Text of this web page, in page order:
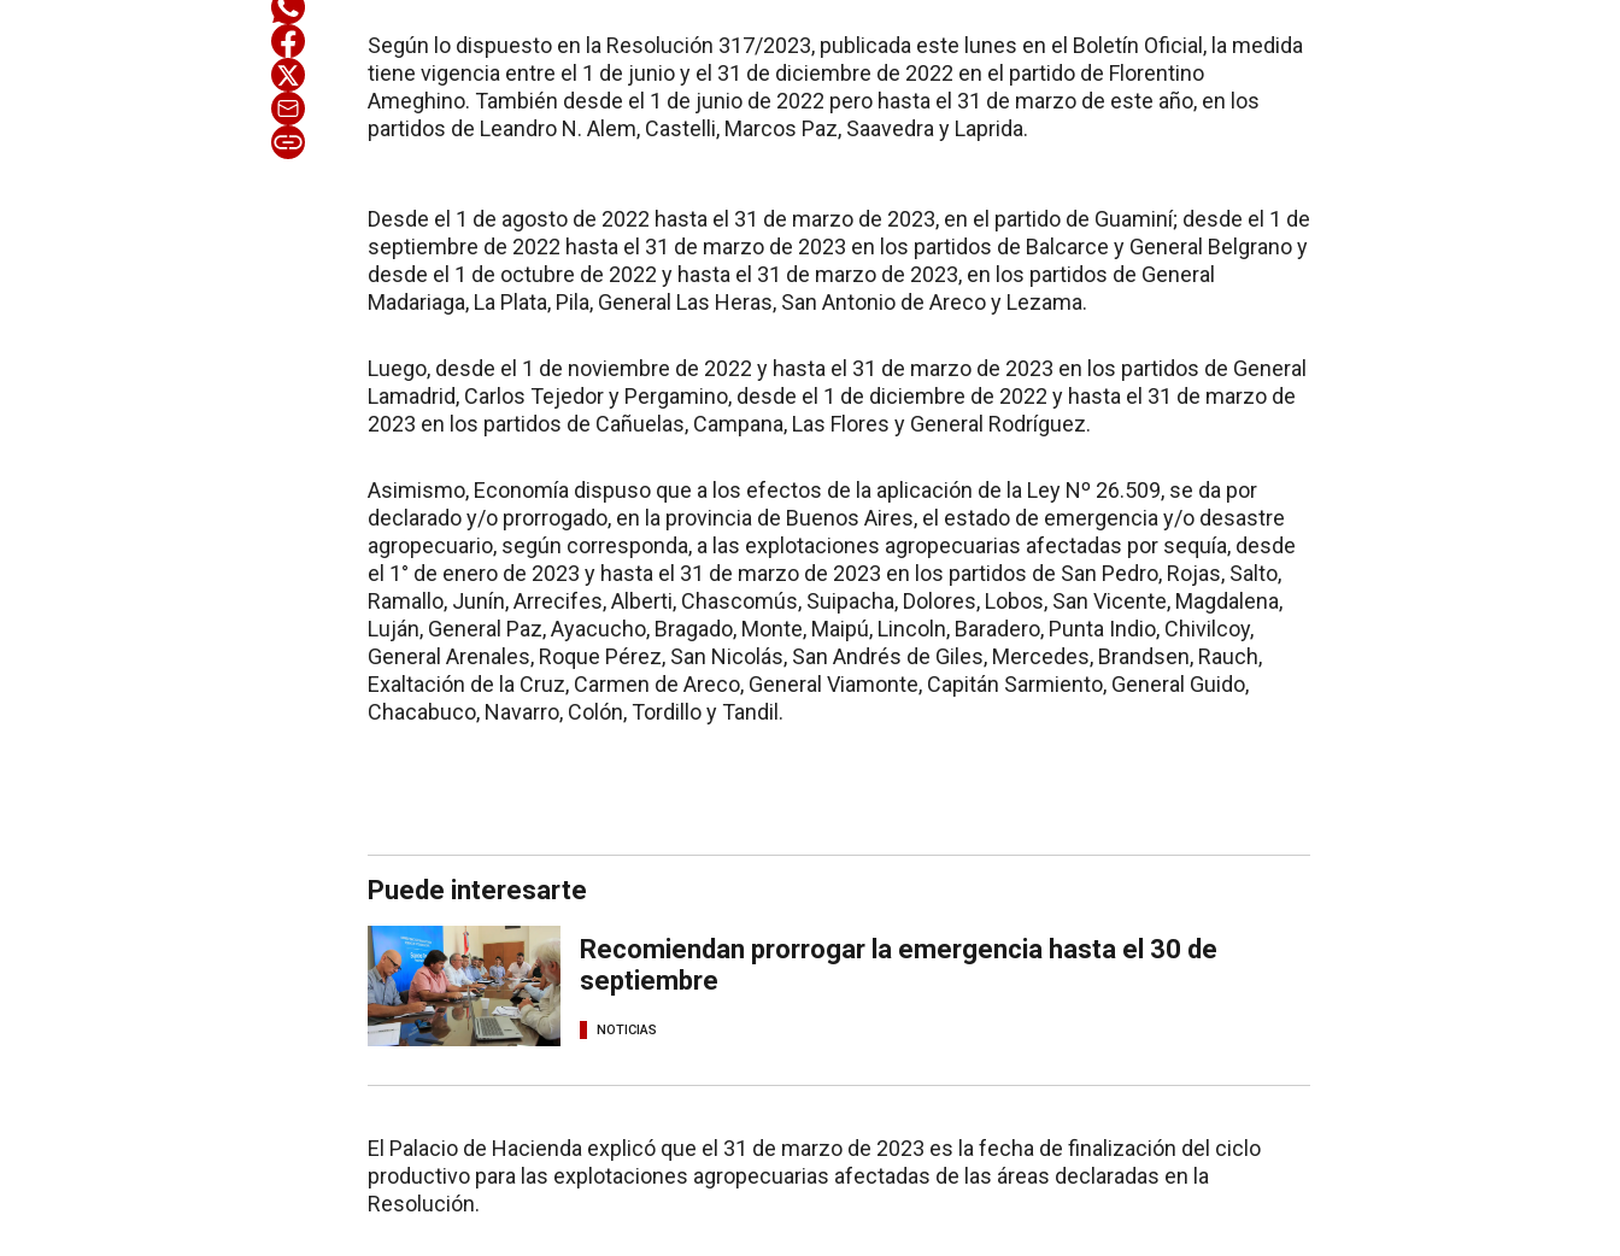
Según lo dispuesto en la Resolución 317/2023, publicada este lunes en el Boletín Oficial, la medida
tiene vigencia entre el 1 de junio y el 31 de diciembre de 2022 en el partido de Florentino
Ameghino. También desde el 1 de junio de 2022 pero hasta el 31 de marzo de este año, en los
partidos de Leandro N. Alem, Castelli, Marcos Paz, Saavedra y Laprida.
Desde el 1 de agosto de 2022 hasta el 31 de marzo de 2023, en el partido de Guaminí; desde el 1 de
septiembre de 2022 hasta el 31 de marzo de 2023 en los partidos de Balcarce y General Belgrano y
desde el 1 de octubre de 2022 y hasta el 31 de marzo de 2023, en los partidos de General
Madariaga, La Plata, Pila, General Las Heras, San Antonio de Areco y Lezama.
Luego, desde el 1 de noviembre de 2022 y hasta el 31 de marzo de 2023 en los partidos de General
Lamadrid, Carlos Tejedor y Pergamino, desde el 1 de diciembre de 2022 y hasta el 31 de marzo de
2023 en los partidos de Cañuelas, Campana, Las Flores y General Rodríguez.
Asimismo, Economía dispuso que a los efectos de la aplicación de la Ley Nº 26.509, se da por
declarado y/o prorrogado, en la provincia de Buenos Aires, el estado de emergencia y/o desastre
agropecuario, según corresponda, a las explotaciones agropecuarias afectadas por sequía, desde
el 1° de enero de 2023 y hasta el 31 de marzo de 2023 en los partidos de San Pedro, Rojas, Salto,
Ramallo, Junín, Arrecifes, Alberti, Chascomús, Suipacha, Dolores, Lobos, San Vicente, Magdalena,
Luján, General Paz, Ayacucho, Bragado, Monte, Maipú, Lincoln, Baradero, Punta Indio, Chivilcoy,
General Arenales, Roque Pérez, San Nicolás, San Andrés de Giles, Mercedes, Brandsen, Rauch,
Exaltación de la Cruz, Carmen de Areco, General Viamonte, Capitán Sarmiento, General Guido,
Chacabuco, Navarro, Colón, Tordillo y Tandil.
Puede interesarte
Recomiendan prorrogar la emergencia hasta el 30 de
septiembre
NOTICIAS
El Palacio de Hacienda explicó que el 31 de marzo de 2023 es la fecha de finalización del ciclo
productivo para las explotaciones agropecuarias afectadas de las áreas declaradas en la
Resolución.